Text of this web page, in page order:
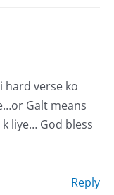
hard verse ko
Galt means
liye… God bless
Reply